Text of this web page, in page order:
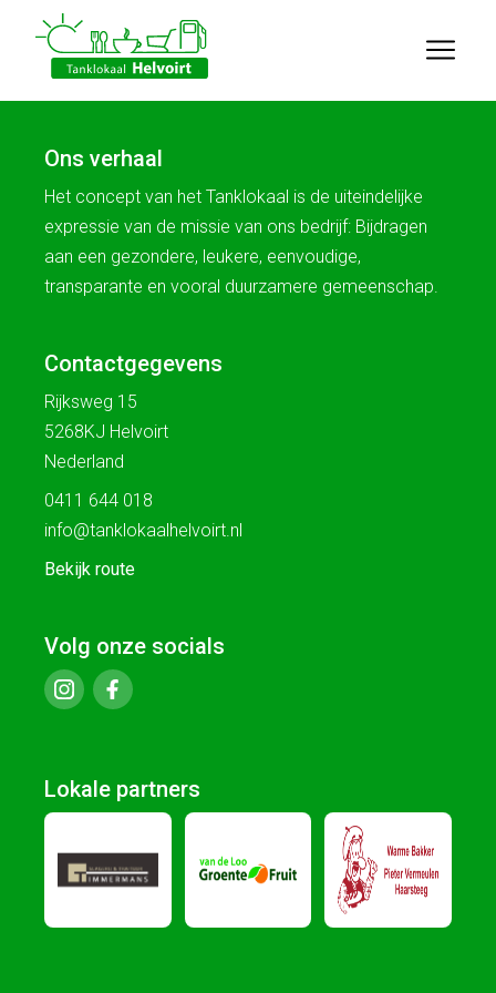
Ons verhaal
Het concept van het Tanklokaal is de uiteindelijke
expressie van de missie van ons bedrijf: Bijdragen
aan een gezondere, leukere, eenvoudige,
transparante en vooral duurzamere gemeenschap.
Contactgegevens
Rijksweg 15
5268KJ Helvoirt
Nederland
0411 644 018
info@tanklokaalhelvoirt.nl
Bekijk route
Volg onze socials
Lokale partners